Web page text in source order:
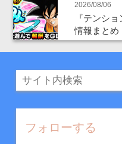
2026/08/06
『テンシ
情報まとめ
フォローする